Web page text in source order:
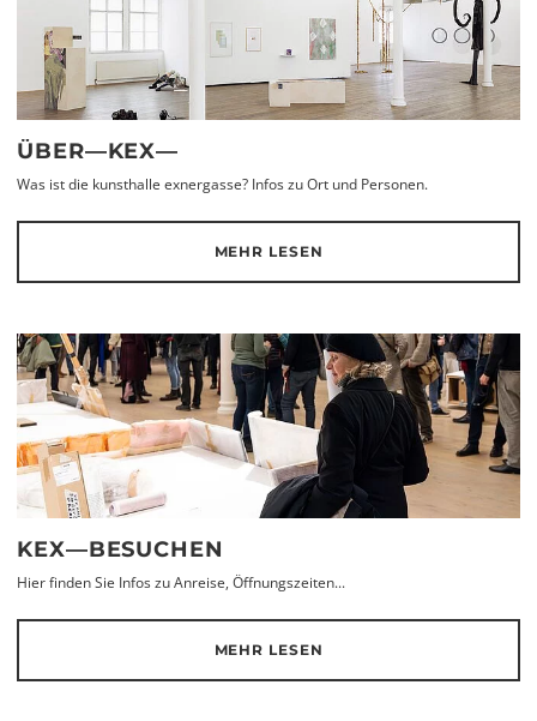
ÜBER—KEX—
Was ist die kunsthalle exnergasse? Infos zu Ort und Personen.
MEHR LESEN
KEX—BESUCHEN
Hier finden Sie Infos zu Anreise, Öffnungszeiten...
MEHR LESEN